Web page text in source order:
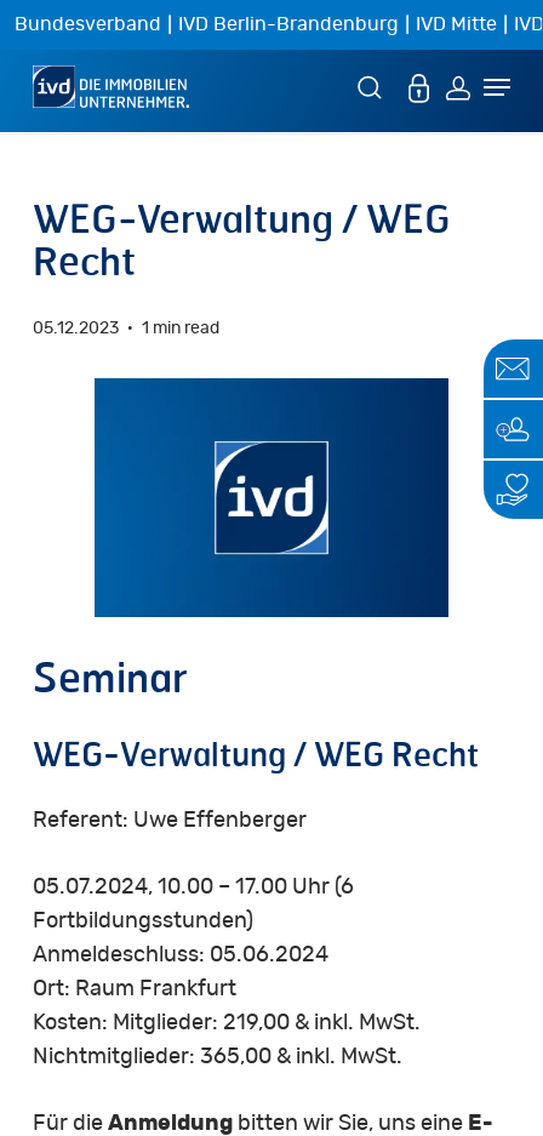
Skip
main
Bundesverband | IVD Berlin-Brandenburg | IVD Mitte |
WEG-Verwaltung / WEG
Recht
05.12.2023 1 min read
Seminar
WEG-Verwaltung / WEG Recht
Referent: Uwe Effenberger
05.07.2024, 10.00 – 17.00 Uhr (6
Fortbildungsstunden)
Anmeldeschluss: 05.06.2024
Ort: Raum Frankfurt
Kosten: Mitglieder: 219,00 & inkl. MwSt.
Nichtmitglieder: 365,00 & inkl. MwSt.
Für dieAnmeldung bitten wir Sie, uns eineE-